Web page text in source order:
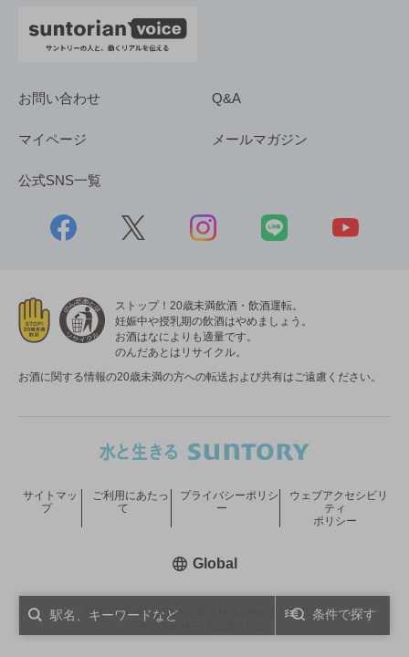
条件で探す
お問い合わせ Q&A
マイページ メールマガジン
公式SNS一覧
ストップ！20歳未満飲酒・飲酒運転。
妊娠中や授乳期の飲酒はやめましょう。
お酒はなによりも適量です。
のんだあとはリサイクル。
お酒に関する情報の20歳未満の方への転送および共有はご遠慮ください。
COPYRIGHT © SUNTORY HOLDINGS LIMITED.
サイトマッ
プ
ご利用にあたっ
て
プライバシーポリシ
ー
ウェブアクセシビリ
ティ
ポリシー
Global新しいウィンドウで開く